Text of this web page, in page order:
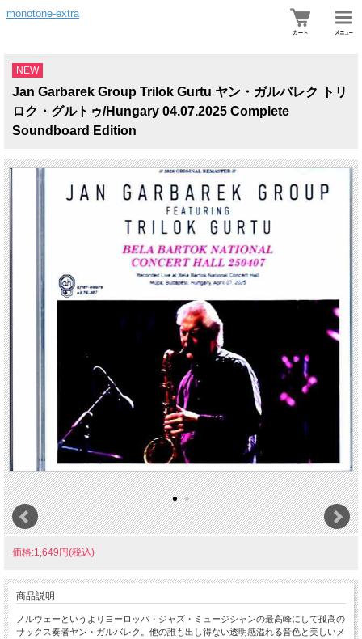
monotone-extra
NEW
Jan Garbarek Group Trilok Gurtu ヤン・ガルバレク トリ
ロク・グルトゥ/Hungary 04.07.2025 Complete
Soundboard Edition
価格:1,649円(税込)
商品説明
ノルウェーというよりヨーロッパ・ジャズ・ミュージシャンの最高峰にして孤高の
サックス奏者ヤン・ガルバレク。他の誰も出し得ない透明感溢れる音色と美しいメ